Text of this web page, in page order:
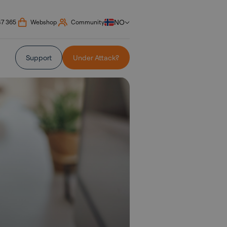
365 Webshop Community NO
Support Under Attack?